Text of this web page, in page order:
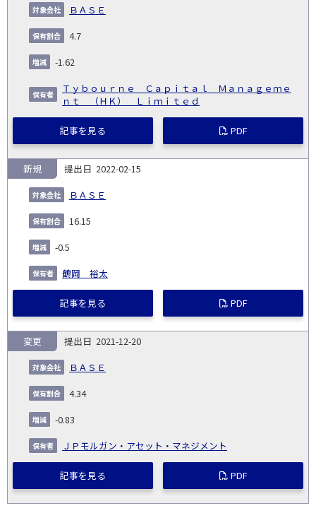
ＢＡＳＥ
4.7
-1.62
Ｔｙｂｏｕｒｎｅ Ｃａｐｉｔａｌ Ｍａｎａｇｅｍｅ
ｎｔ （ＨＫ） Ｌｉｍｉｔｅｄ
記事を見る PDF
2022-02-15
ＢＡＳＥ
新規
16.15
-0.5
鶴岡 裕太
記事を見る PDF
2021-12-20
ＢＡＳＥ
変更
4.34
-0.83
ＪＰモルガン・アセット・マネジメント
記事を見る PDF